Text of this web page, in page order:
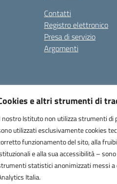
e altri strumenti di
nostro Istituto non utilizza strumenti di
utilizzati esclusivamente cookies
funzionamento del sito, alla
e alla sua accessibilità –
statistici anonimizzati messi a
Italia.
Contatti
Registro elettronico
Presa di servizio
Argomenti